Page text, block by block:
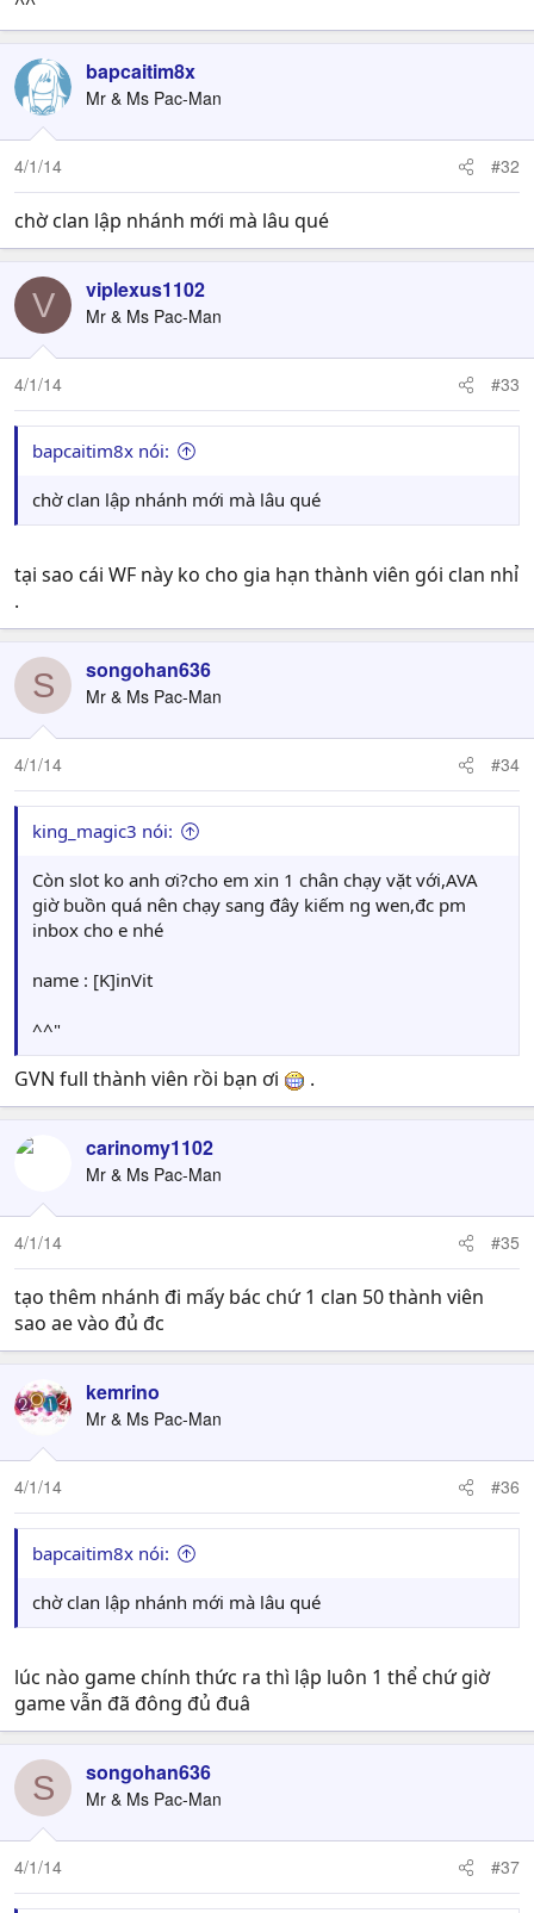
bapcaitim8x
Mr & Ms Pac-Man
4/1/14 #32
chờ clan lập nhánh mới mà lâu qué
V viplexus1102
Mr & Ms Pac-Man
4/1/14 #33
bapcaitim8x nói:
chờ clan lập nhánh mới mà lâu qué
tại sao cái WF này ko cho gia hạn thành viên gói clan nhỉ
.
S songohan636
Mr & Ms Pac-Man
4/1/14 #34
king_magic3 nói:
Còn slot ko anh ơi?cho em xin 1 chân chạy vặt với,AVA
giờ buồn quá nên chạy sang đây kiếm ng wen,đc pm
inbox cho e nhé
name : [K]inVit
^^"
GVN full thành viên rồi bạn ơi .
carinomy1102
Mr & Ms Pac-Man
4/1/14 #35
tạo thêm nhánh đi mấy bác chứ 1 clan 50 thành viên
sao ae vào đủ đc
kemrino
Mr & Ms Pac-Man
4/1/14 #36
bapcaitim8x nói:
chờ clan lập nhánh mới mà lâu qué
lúc nào game chính thức ra thì lập luôn 1 thể chứ giờ
game vẫn đã đông đủ đuâ
S songohan636
Mr & Ms Pac-Man
4/1/14 #37